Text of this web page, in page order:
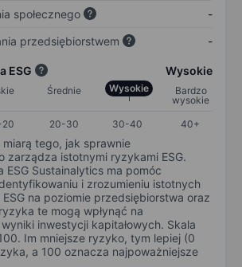
społecznego
-
przedsiębiorstwem
-
ESG Wysokie
Średnie Wysokie
Bardzo
wysokie
20 20-30 30-40 40+
miarą tego, jak sprawnie
zarządza istotnymi ryzykami ESG.
ESG Sustainalytics ma pomóc
i zrozumieniu istotnych
na poziomie przedsiębiorstwa oraz
te mogą wpłynąć na
inwestycji kapitałowych. Skala
Im mniejsze ryzyko, tym lepiej (0
a 100 oznacza najpoważniejsze